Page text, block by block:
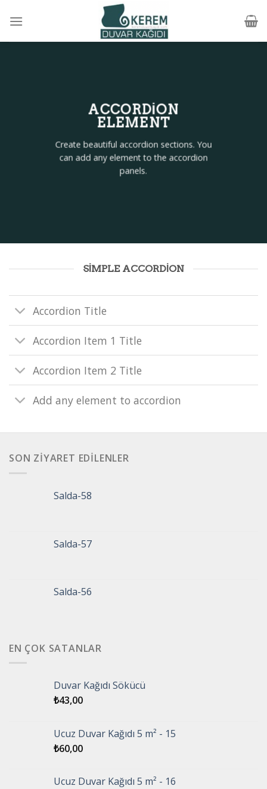
ACCORDION
ELEMENT
Create beautiful accordion sections. You
can add any element to the accordion
panels.
SIMPLE ACCORDION
Accordion Title
Accordion Item 1 Title
Accordion Item 2 Title
Add any element to accordion
SON ZIYARET EDILENLER
Salda-58
Salda-57
Salda-56
EN ÇOK SATANLAR
Duvar Kağıdı Sökücü
₺43,00
Ucuz Duvar Kağıdı 5 m² - 15
₺60,00
Ucuz Duvar Kağıdı 5 m² - 16